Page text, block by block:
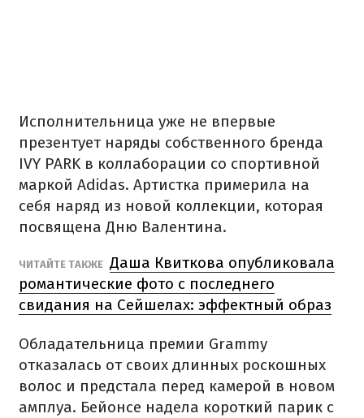
Исполнительница уже не впервые
презентует наряды собственного бренда
IVY PARK в коллаборации со спортивной
маркой Adidas. Артистка примерила на
себя наряд из новой коллекции, которая
посвящена Дню Валентина.
ЧИТАЙТЕ ТАКЖЕ Даша Квиткова опубликовала
романтические фото с последнего
свидания на Сейшелах: эффектный образ
Обладательница премии Grammy
отказалась от своих длинных роскошных
волос и предстала перед камерой в новом
амплуа. Бейонсе надела короткий парик с